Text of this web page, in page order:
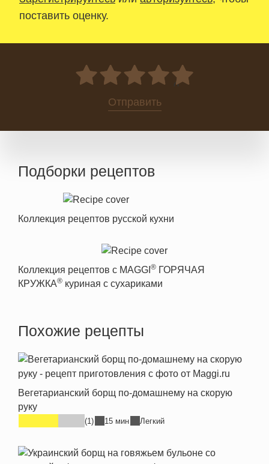
поставить оценку.
0
Отправить
Подборки рецептов
Коллекция рецептов русской кухни
Коллекция рецептов с MAGGI ® ГОРЯЧАЯ
КРУЖКА® куриная с сухариками
Похожие рецепты
Вегетарианский борщ по-домашнему на скорую
руку
(1) 15 мин Легкий